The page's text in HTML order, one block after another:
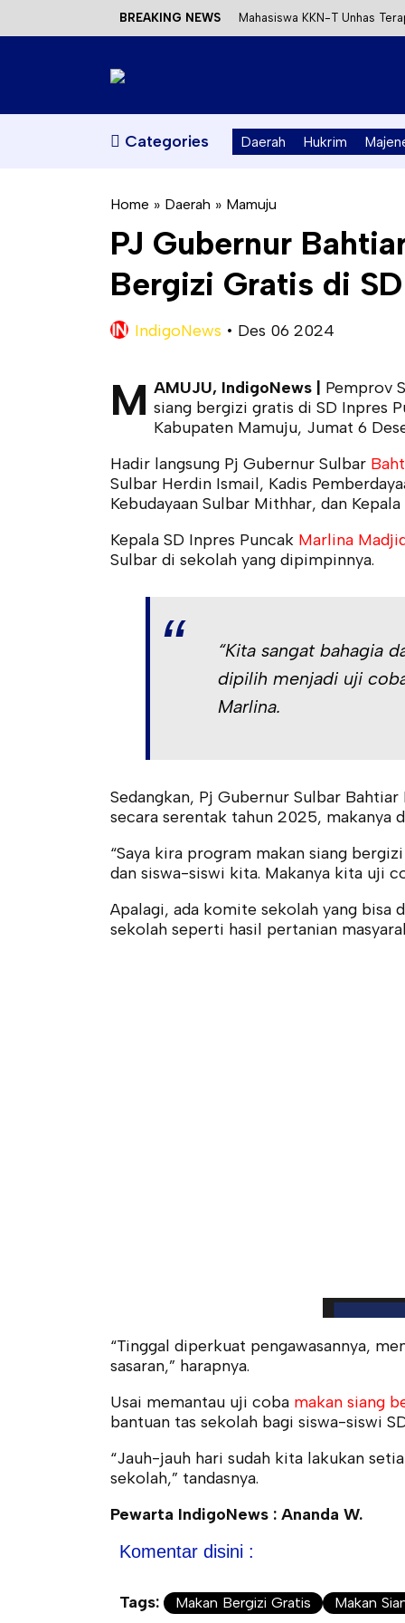
BREAKING NEWS Mahasiswa KKN-T Unhas
Kecewa Kapolresta Absen,
Categories Daerah Hukrim
Home » Daerah » Mamuju
PJ Gubernur
Bergizi Gratis di SD
IndigoNews • Des 06 2024
M AMUJU, IndigoNews |
Pemprov
siang bergizi gratis di SD Inpres
Kabupaten Mamuju, Jumat 6
Hadir langsung Pj Gubernur Sulbar
Sulbar Herdin Ismail, Kadis
Kebudayaan Sulbar Mithhar, dan
Kepala SD Inpres Puncak Marlina
Sulbar di sekolah yang dipimpinnya.
“Kita sangat bahagia
dipilih menjadi uji
Marlina.
Sedangkan, Pj Gubernur Sulbar
secara serentak tahun 2025, makanya
“Saya kira program makan siang
dan siswa-siswi kita. Makanya kita uji
Apalagi, ada komite sekolah yang bisa
sekolah seperti hasil pertanian
“Tinggal diperkuat pengawasannya,
sasaran,” harapnya.
Usai memantau uji coba makan siang
bantuan tas sekolah bagi siswa-siswi
“Jauh-jauh hari sudah kita lakukan
sekolah,” tandasnya.
Pewarta IndigoNews : Ananda W.
Komentar disini :
Tags: Makan Bergizi Gratis Makan